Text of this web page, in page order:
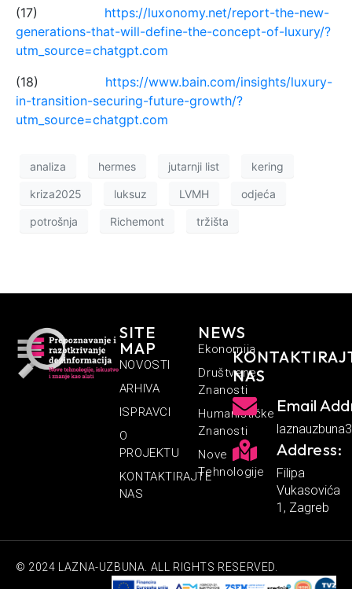
(17) https://luxonomy.net/report-the-new-
generations-that-will-define-the-concept-of-luxury/?
utm_source=chatgpt.com
(18) https://www.bain.com/insights/luxury-
in-transition-securing-future-growth/?
utm_source=chatgpt.com
analiza hermes jutarnji list kering
kriza2025 luksuz LVMH odjeća
potrošnja Richemont tržišta
SITE
MAP
NOVOSTI
ARHIVA
ISPRAVCI
O
PROJEKTU
KONTAKTIRAJTE
NAS
NEWS
Ekonomija
Društvene
Znanosti
Humanističke
Znanosti
Nove
Tehnologije
NAS
Email
Address:
Filipa
Vukasovića
1, Zagreb
© 2024 LAZNA-UZBUNA. ALL RIGHTS RESERVED.